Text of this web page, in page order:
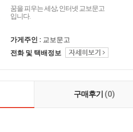
꿈을 피우는 세상, 인터넷 교보문고
입니다.
가게주인 : 교보문고
전화 및 택배정보
구매후기 (0)